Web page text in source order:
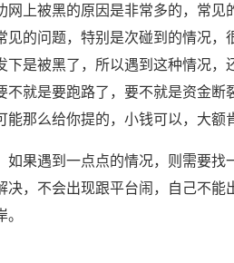
网上被黑的原因是非常多的，常
见的问题，特别是次碰到的情况
下是被黑了，所以遇到这种情况
不就是要跑路了，要不就是资金
那么给你提的，小钱可以，大额
如果遇到一点点的情况，则需要
决，不会出现跟平台闹，自己不